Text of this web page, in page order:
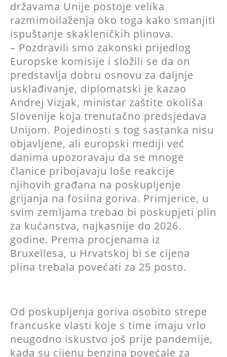
državama Unije postoje velika
razmimoilaženja oko toga kako smanjiti
ispuštanje skakleničkih plinova.
– Pozdravili smo zakonski prijedlog
Europske komisije i složili se da on
predstavlja dobru osnovu za daljnje
usklađivanje, diplomatski je kazao
Andrej Vizjak, ministar zaštite okoliša
Slovenije koja trenutačno predsjedava
Unijom. Pojedinosti s tog sastanka nisu
objavljene, ali europski mediji već
danima upozoravaju da se mnoge
članice pribojavaju loše reakcije
njihovih građana na poskupljenje
grijanja na fosilna goriva. Primjerice, u
svim zemljama trebao bi poskupjeti plin
za kućanstva, najkasnije do 2026.
godine. Prema procjenama iz
Bruxellesa, u Hrvatskoj bi se cijena
plina trebala povećati za 25 posto.
Od poskupljenja goriva osobito strepe
francuske vlasti koje s time imaju vrlo
neugodno iskustvo još prije pandemije,
kada su cijenu benzina povećale za